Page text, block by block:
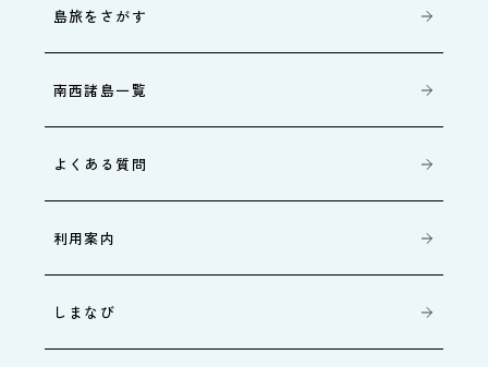
島旅をさがす
南西諸島一覧
よくある質問
利用案内
しまなび